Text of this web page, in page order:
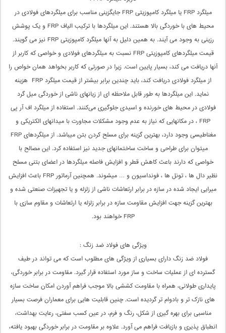
میلگرد FRP یا میلگرد کامپوزیتی FRP جایگزینی مناسب برای میلگردهای فولادی در
محیط های با خوردگی بالا هستند. این میلگردها با ترکیب الیاف FRP و یک پوشش
رزینی به وجود می آیند. به همین دلیل به آنها میلگرد کامپوزیتی FRP نیز می گویند.
قیمت میلگردهای کامپوزیتی FRP نسبت به میلگردهای فولادی و خواصی که کاربر از
آنها دریافت می کند، بسیار پایین است. زیرا در صورتی که کاربر بخواهد همان خواص را
از میلگرد فولادی دریافت کند، باید چندین برابر بیشتر از قیمت میلگرد FRP هزینه
نماید. این میلگردها به طور قابل ملاحظه ای از زیانهای ناشی از خوردگی میل گرد
فولادی در محیط های خورنده و اسیدی جلوگیری می‌کنند. استفاده از میلگرد اف آر پی
FRP ، در مکانهایی که نیاز به عدم وجود مشکلات مجاورت با میدانهای الکتریکی و
مغناطیسی وجود دارد، بهترین گزینه برای مسلح کردن بتن می­باشد. از میلگردهای FRP
می­توان برای طراحی و ساخت ساختمانهای جدید نیز استفاده کرد. این مصالح با
خواصی که دارند باعث کاهش قطر و افزایش فاصله میلگردها در اعضای بتنی مسلح
نظیر دال ها ، تونل ها ، فونداسیون و … می­شوند. همچنین آرماتور FRP باعث افزایش
میرایی ایجاد شده در سازه در برابر ارتعاشات ناشی از زلزله و یا تجهیزات صنعتی شده و
بهترین گزینه جهت افزایش مقاومت سازه در برابر زلزله یا ارتعاشات و مقاوم سازی با
FRP خواهند بود.
ویژگی های فولاد ضد زنگ :
فولاد ضد زنگ دارای بسیاری از ویژگی های مطلوب است که می تواند در طیف
گسترده ای از عملیات ساخت و ساز مورد استفاده قرار گیرد. مقاومت در برابر خوردگی،
پایداری طولانی، همراه با مقاومت کششی بالا موجب فراهم آوردن امکان ساخت سازه
های نازک تر و بادوام تر گردیده است. چنین قابلیت هایی برای معماران فرصت بسیار
مناسبی برای بهره گیری از شکل، رنگ و فرم، در عین کسب سفتی، رعایت بهداشت،
انطباق پذیری و بازیافت فراهم می آورد. علاوه بر مقاومت در برابر خوردگی بهبود یافته،